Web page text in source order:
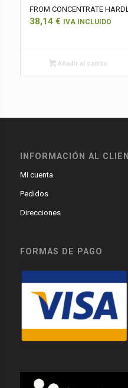
FROM CONCENTRATE
38,14 € IVA INCLUIDO
Añadir al carrito
INFORMACIÓN AL
Mi cuenta
Pedidos
Direcciones
FORMAS DE PAGO